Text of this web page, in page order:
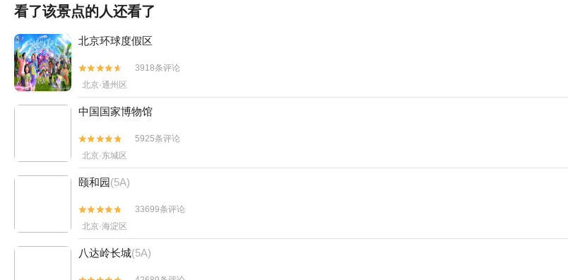
看了该景点的人还看了
北京环球度假区


3918条评论
北京·通州区
中国国家博物馆


5925条评论
北京·东城区
颐和园(5A)


33699条评论
北京·海淀区
八达岭长城(5A)